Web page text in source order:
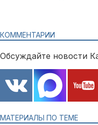
КОММЕНТАРИИ
Обсуждайте новости
МАТЕРИАЛЫ ПО ТЕМЕ